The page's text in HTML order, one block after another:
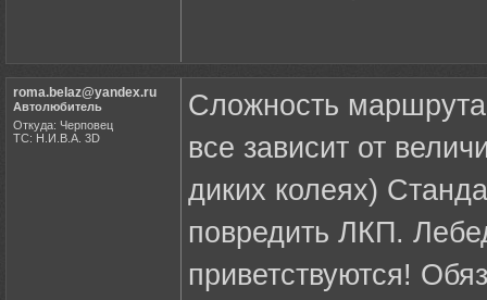
roma.belaz@yandex.ru
Автолюбитель
Откуда: Черповец
ТС: Н.И.В.А. 3D
Сложность
все зависит от
диких колеях)
повредить ЛКП.
приветствуются!